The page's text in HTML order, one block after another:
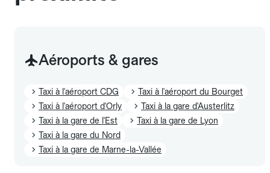
Aéroports & gares
Taxi à l'aéroport CDG
Taxi à l'aéroport du Bourget
Taxi à l'aéroport d'Orly
Taxi à la gare d'Austerlitz
Taxi à la gare de l'Est
Taxi à la gare de Lyon
Taxi à la gare du Nord
Taxi à la gare de Marne-la-Vallée